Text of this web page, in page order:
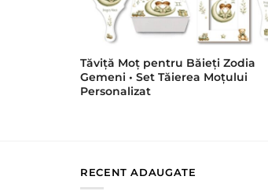
Tăviță Moț pentru Băieți Zodia
Gemeni • Set Tăierea Moțului
Personalizat
RECENT ADAUGATE